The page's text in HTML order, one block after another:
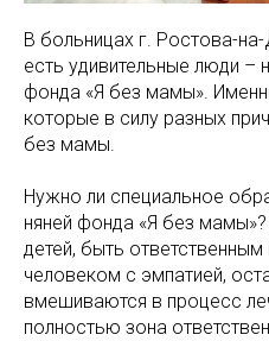
В больницах г. Ростова-
есть удивительные люди –
фонда «Я без мамы».
которые в силу разных
без мамы.
Нужно ли специальное
няней фонда «Я без
детей, быть
человеком с эмпатией,
вмешиваются в процесс
полностью зона